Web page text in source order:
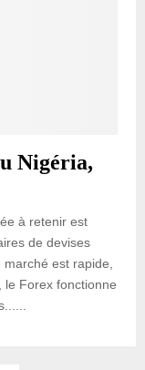
Nigéria,
à retenir est
de devises
est rapide,
le Forex fonctionne